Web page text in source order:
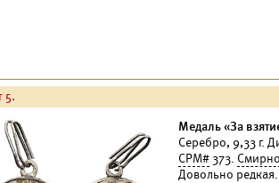
5.
Медаль «За
Серебро, 9,33 г.
СРМ#373.
Довольно редкая.